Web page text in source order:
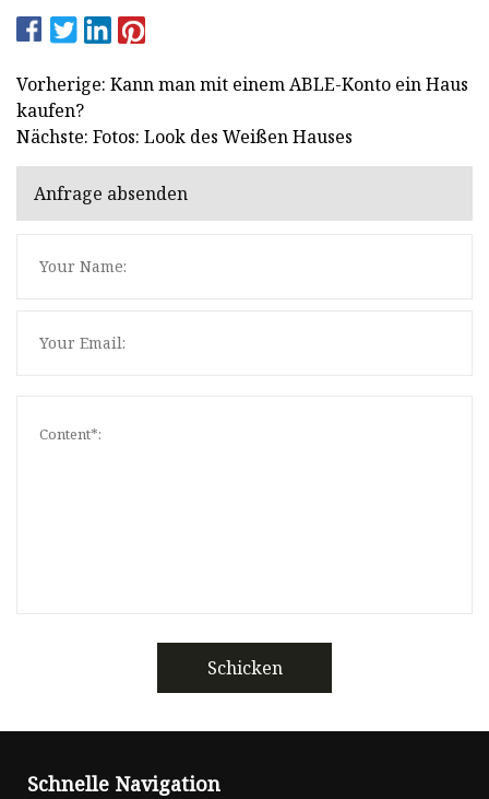
Vorherige: Kann man mit einem ABLE-Konto ein Haus
kaufen?
Nächste: Fotos: Look des Weißen Hauses
Anfrage absenden
Schicken
Schnelle Navigation